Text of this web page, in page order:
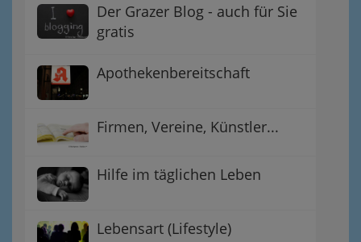
Der Grazer Blog - auch für Sie
gratis
Apothekenbereitschaft
Firmen, Vereine, Künstler...
Hilfe im täglichen Leben
Lebensart (Lifestyle)